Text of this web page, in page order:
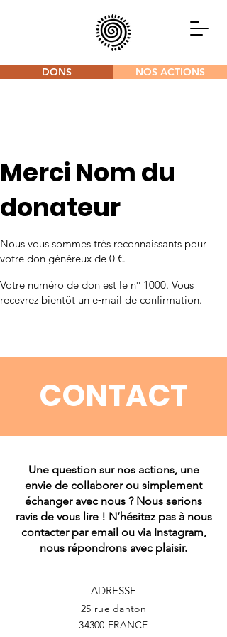
DONS NOS ACTIONS
Merci Nom du
donateur
Nous vous sommes très reconnaissants pour
votre don généreux de 0 €.
Votre numéro de don est le n° 1000. Vous
recevrez bientôt un e‑mail de confirmation.
CONTACT
Une question sur nos actions, une
envie de collaborer ou simplement
échanger avec nous ? Nous serions
ravis de vous lire ! N’hésitez pas à nous
contacter par email ou via Instagram,
nous répondrons avec plaisir.
ADRESSE
25 rue danton
34300 FRANCE